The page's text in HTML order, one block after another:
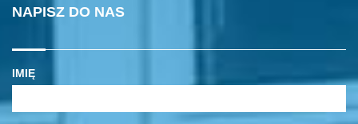
NAPISZ DO NAS
IMIĘ